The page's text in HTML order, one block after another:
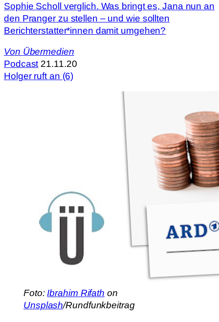
Sophie Scholl verglich. Was bringt es, Jana nun an
den Pranger zu stellen – und wie sollten
Berichterstatter*innen damit umgehen?
Von Übermedien
Podcast 21.11.20
Holger ruft an (6)
Foto: Ibrahim Rifath on
Unsplash/Rundfunkbeitrag